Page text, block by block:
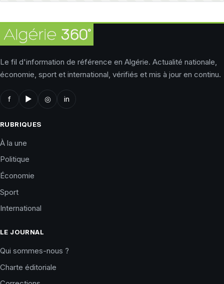
Le fil d'information de référence en Algérie. Actualité nationale,
économie, sport et international, vérifiés et mis à jour en continu.
f ▶ ◎ in
RUBRIQUES
À la une
Politique
Économie
Sport
International
LE JOURNAL
Qui sommes-nous ?
Charte éditoriale